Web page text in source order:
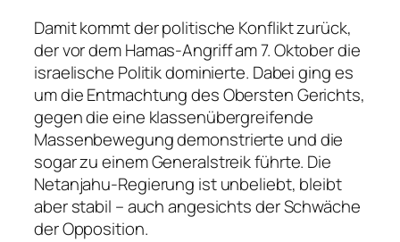
Damit kommt der politische Konflikt zurück,
der vor dem Hamas-Angriff am 7. Oktober die
israelische Politik dominierte. Dabei ging es
um die Entmachtung des Obersten Gerichts,
gegen die eine klassenübergreifende
Massenbewegung demonstrierte und die
sogar zu einem Generalstreik führte. Die
Netanjahu-Regierung ist unbeliebt, bleibt
aber stabil – auch angesichts der Schwäche
der Opposition.